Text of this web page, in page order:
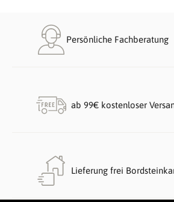
Persönliche Fachberatung
ab 99€ kostenloser
Lieferung frei